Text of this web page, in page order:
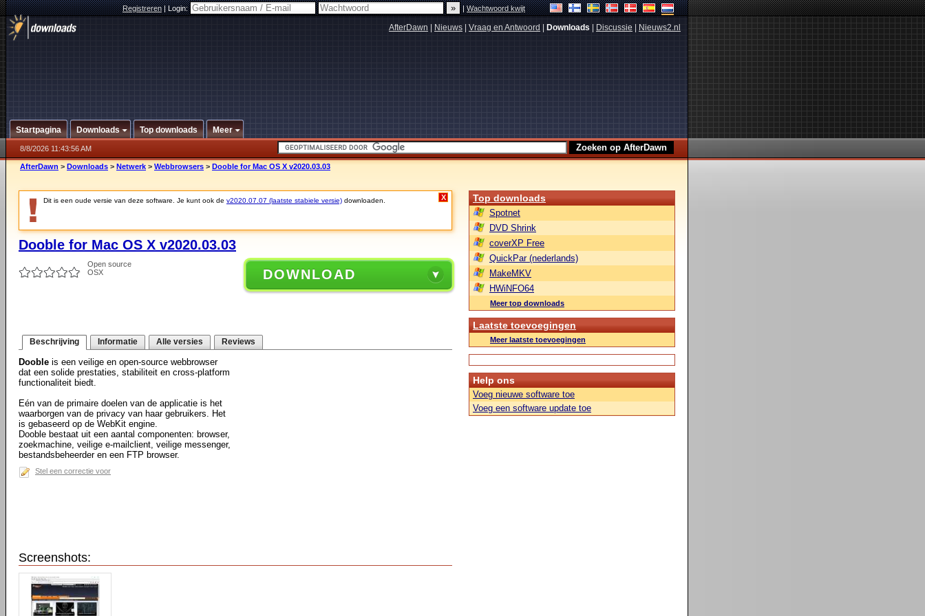
Registreren|Login: |Wachtwoord kwijt
AfterDawn Nieuws Vraag en Antwoord Downloads Discussie Nieuws2.nl
Startpagina Downloads Top downloads Meer
8/8/2026 11:43:56 AM
AfterDawn > Downloads > Netwerk > Webbrowsers > Dooble for Mac OS X v2020.03.03
Dit is een oude versie van deze software. Je kunt ook de v2020.07.07 (laatste stabiele versie) downloaden. X
Dooble for Mac OS X v2020.03.03
Open source
OSX
DOWNLOAD
Beschrijving Informatie Alle versies Reviews
Dooble is een veilige en open-source webbrowser
dat een solide prestaties, stabiliteit en cross-platform
functionaliteit biedt.
Eén van de primaire doelen van de applicatie is het
waarborgen van de privacy van haar gebruikers. Het
is gebaseerd op de WebKit engine.
Dooble bestaat uit een aantal componenten: browser,
zoekmachine, veilige e-mailclient, veilige messenger,
bestandsbeheerder en een FTP browser.
Stel een correctie voor
Screenshots:
Top downloads
Spotnet
DVD Shrink
coverXP Free
QuickPar (nederlands)
MakeMKV
HWiNFO64
Meer top downloads
Laatste toevoegingen
Meer laatste toevoegingen
Help ons
Voeg nieuwe software toe
Voeg een software update toe